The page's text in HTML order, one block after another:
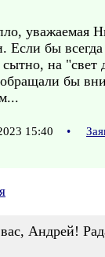
уважаемая
Если бы
на "свет
бы
15:40 •
Андрей!